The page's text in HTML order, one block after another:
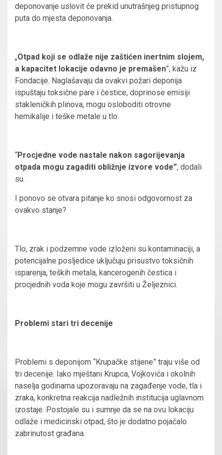
deponovanje uslovit će prekid unutrašnjeg pristupnog
puta do mjesta deponovanja.
„Otpad koji se odlaže nije zaštićen inertnim slojem,
a kapacitet lokacije odavno je premašen”, kažu iz
Fondacije. Naglašavaju da ovakvi požari deponija
ispuštaju toksične pare i čestice, doprinose emisiji
stakleničkih plinova, mogu osloboditi otrovne
hemikalije i teške metale u tlo.
“Procjedne vode nastale nakon sagorijevanja
otpada mogu zagaditi obližnje izvore vode”, dodali
su.
I ponovo se otvara pitanje ko snosi odgovornost za
ovakvo stanje?
Tlo, zrak i podzemne vode izloženi su kontaminaciji, a
potencijalne posljedice uključuju prisustvo toksičnih
isparenja, teških metala, kancerogenih čestica i
procjednih voda koje mogu završiti u Željeznici.
Problemi stari tri decenije
Problemi s deponijom “Krupačke stijene” traju više od
tri decenije. Iako mještani Krupca, Vojkovića i okolnih
naselja godinama upozoravaju na zagađenje vode, tla i
zraka, konkretna reakcija nadležnih institucija uglavnom
izostaje. Postojale su i sumnje da se na ovu lokaciju
odlaže i medicinski otpad, što je dodatno pojačalo
zabrinutost građana.